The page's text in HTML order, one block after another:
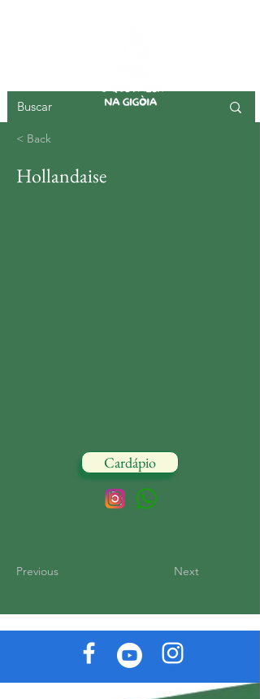
< Back
Hollandaise
Cardápio
Previous Next